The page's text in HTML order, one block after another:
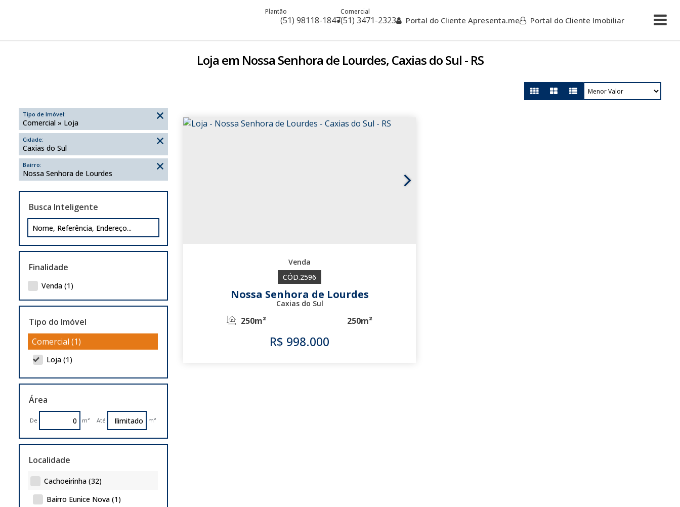
(51) 98118-1847
Plantão
(51) 3471-2323
Comercial
Portal do Cliente Apresenta.me Portal do Cliente Imobiliar
Loja em Nossa Senhora de Lourdes, Caxias do Sul - RS
Tipo de Imóvel:
Comercial » Loja
Cidade:
Caxias do Sul
Bairro:
Nossa Senhora de Lourdes
Busca Inteligente
Finalidade
Venda (1)
Tipo do Imóvel
Comercial (1)
Loja (1)
Área
De m² Até m²
Localidade
Cachoeirinha (32)
Bairro Eunice Nova (1)
R$ 998.000
2596
Nossa Senhora de Lourdes
Caxias do Sul
250m² 250m²